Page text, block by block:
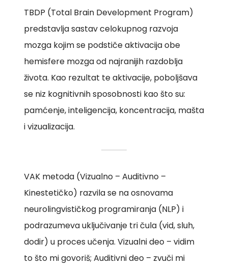
TBDP (Total Brain Development Program)
predstavlja sastav celokupnog razvoja
mozga kojim se podstiče aktivacija obe
hemisfere mozga od najranijih razdoblja
života. Kao rezultat te aktivacije, poboljšava
se niz kognitivnih sposobnosti kao što su:
pamćenje, inteligencija, koncentracija, mašta
i vizualizacija.
VAK metoda (Vizualno – Auditivno –
Kinestetičko) razvila se na osnovama
neurolingvističkog programiranja (NLP) i
podrazumeva uključivanje tri čula (vid, sluh,
dodir) u proces učenja. Vizualni deo – vidim
to što mi govoriš; Auditivni deo – zvuči mi